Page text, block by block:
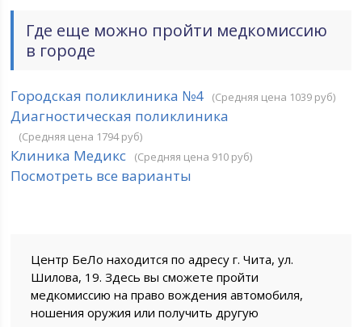
Где еще можно пройти медкомиссию
в городе
Городская поликлиника №4 (Средняя цена 1039 руб)
Диагностическая поликлиника
(Средняя цена 1794 руб)
Клиника Медикс (Средняя цена 910 руб)
Посмотреть все варианты
Центр БеЛо находится по адресу г. Чита, ул. ​
Шилова, 19. Здесь вы сможете пройти
медкомиссию на право вождения автомобиля,
ношения оружия или получить другую